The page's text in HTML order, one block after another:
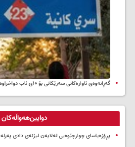
گەڕانەوەی ئاوارەکانی سەرێکانی بۆ ۱۰ی ئاب دواخراوە
دوایین‌هەواڵەکان
پڕۆژەیاسای چوارچێوەیی لەلایەن لیژنەی دادی